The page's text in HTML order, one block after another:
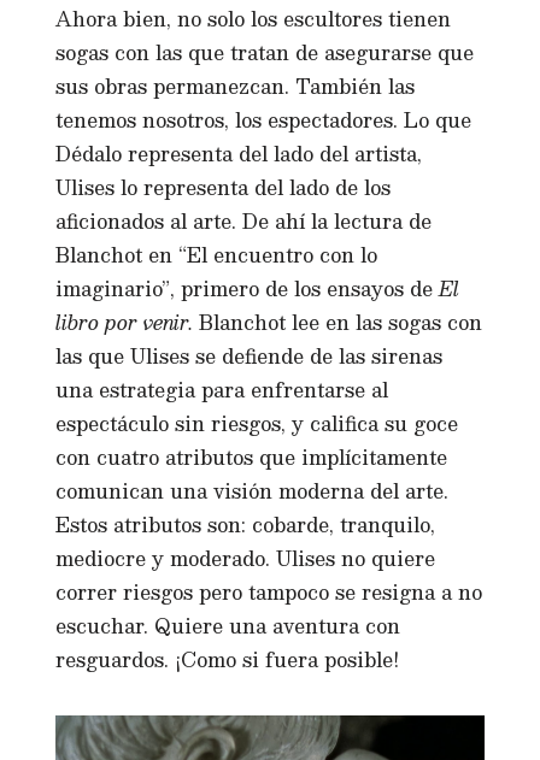
Ahora bien, no solo los escultores tienen
sogas con las que tratan de asegurarse que
sus obras permanezcan. También las
tenemos nosotros, los espectadores. Lo que
Dédalo representa del lado del artista,
Ulises lo representa del lado de los
aficionados al arte. De ahí la lectura de
Blanchot en “El encuentro con lo
imaginario”, primero de los ensayos deEl
libro por venir.Blanchot lee en las sogas con
las que Ulises se defiende de las sirenas
una estrategia para enfrentarse al
espectáculo sin riesgos, y califica su goce
con cuatro atributos que implícitamente
comunican una visión moderna del arte.
Estos atributos son: cobarde, tranquilo,
mediocre y moderado. Ulises no quiere
correr riesgos pero tampoco se resigna a no
escuchar. Quiere una aventura con
resguardos. ¡Como si fuera posible!